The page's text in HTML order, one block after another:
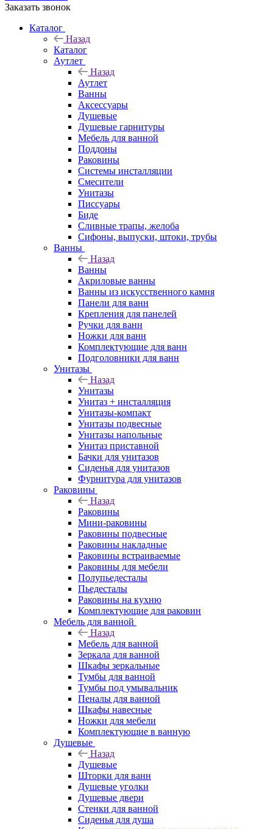
Заказать звонок
Каталог
Назад
Каталог
Аутлет
Назад
Аутлет
Ванны
Аксессуары
Душевые
Душевые гарнитуры
Мебель для ванной
Поддоны
Раковины
Системы инсталляции
Смесители
Унитазы
Писсуары
Биде
Сливные трапы, желоба
Сифоны, выпуски, штоки, трубы
Ванны
Назад
Ванны
Акриловые ванны
Ванны из искусственного камня
Панели для ванн
Крепления для панелей
Ручки для ванн
Ножки для ванн
Комплектующие для ванн
Подголовники для ванн
Унитазы
Назад
Унитазы
Унитаз + инсталляция
Унитазы-компакт
Унитазы подвесные
Унитазы напольные
Унитаз приставной
Бачки для унитазов
Сиденья для унитазов
Фурнитура для унитазов
Раковины
Назад
Раковины
Мини-раковины
Раковины подвесные
Раковины накладные
Раковины встраиваемые
Раковины для мебели
Полупьедесталы
Пьедесталы
Раковины на кухню
Комплектующие для раковин
Мебель для ванной
Назад
Мебель для ванной
Зеркала для ванной
Шкафы зеркальные
Тумбы для ванной
Тумбы под умывальник
Пеналы для ванной
Шкафы навесные
Ножки для мебели
Комплектующие в ванную
Душевые
Назад
Душевые
Шторки для ванн
Душевые уголки
Душевые двери
Стенки для ванной
Сиденья для душа